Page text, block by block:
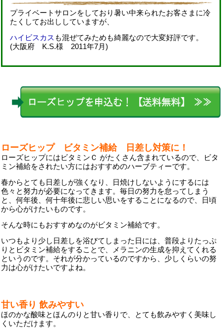
プライベートサロンをしており暑い中来られたお客さまに冷
たくしてお出ししていますが、
ハイビスカス も混ぜてみためも綺麗なので大変好評です。
(大阪府 K.S.様 2011年7月)
ローズヒップ ビタミン補給 日差し対策に！
ローズヒップにはビタミンＣ がたくさん含まれているので、ビタ
ミン補給をされたい方にはおすすめのハーブティーです。
春からとても日差しが強くなり、日焼けしないようにするには
色々と努力が必要になってきます。毎日の努力を怠ってしまう
と、何年後、何十年後に悲しい思いをすることになるので、日頃
から心がけたいものです。
そんな時にもおすすめなのがビタミン補給です。
いつもより少し日差しを浴びてしまった日には、普段よりたっぷ
りとビタミン補給をすることで、メラニンの生成を抑えてくれる
というのです。それが分かっているのですから、少しくらいの努
力は心がけたいですよね。
甘い香り 飲みやすい
ほのかな酸味とほんのりと甘い香りで、とても飲みやすく美味し
くいただけます。